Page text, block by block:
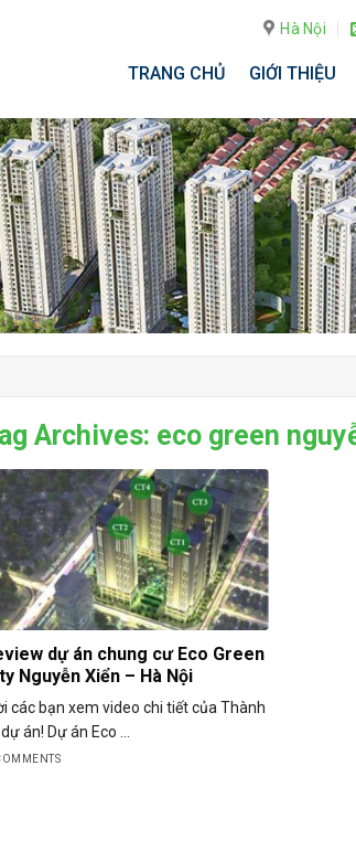
Hà Nội
TRANG CHỦ GIỚI THIỆU
Archives: eco green
dự án chung cư Eco Green
Nguyễn Xiển – Hà Nội
các bạn xem video chi tiết của Thành
án! Dự án Eco ...